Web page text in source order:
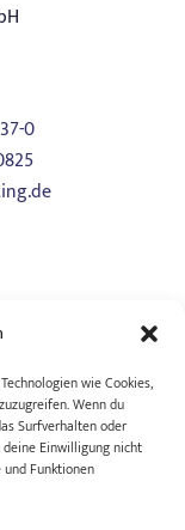
wie Cookies,
Wenn du
Surfverhalten oder
Einwilligung nicht
Funktionen
0